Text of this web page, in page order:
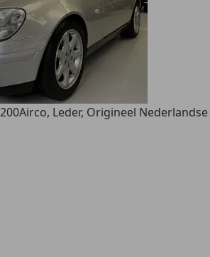
Airco, Leder, Origineel Nederlandse